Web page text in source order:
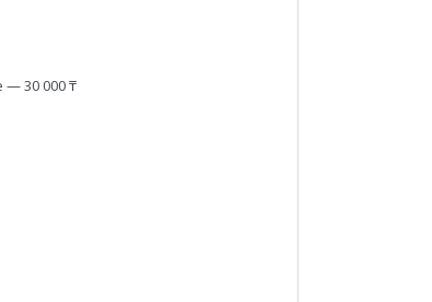
— 30 000 ₸